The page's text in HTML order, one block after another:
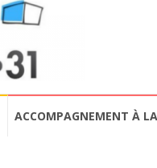
ACCOMPAGNEMENT À